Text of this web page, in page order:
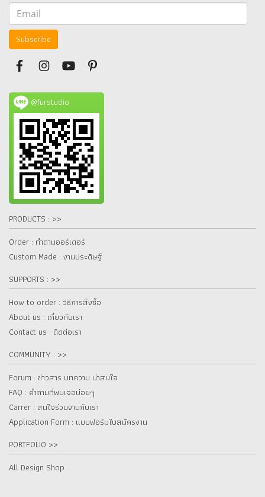
Subscribe
@furstudio
PRODUCTS : >>
Order : ทำตามออร์เดอร์
Custom Made : งานประดิษฐ์
SUPPORTS : >>
How to order : วิธีการสั่งซื้อ
About us : เกี๋ยวกับเรา
Contact us : ติดต่อเรา
COMMUNITY : >>
Forum : ข่าวสาร บทความ น่าสนใจ
FAQ : คำถามที่พบเจอบ่อยๆ
Carrer : สนใจร่วมงานกับเรา
Application Form : แบบฟอร์มใบสมัครงาน
PORTFOLIO >>
All Design Shop